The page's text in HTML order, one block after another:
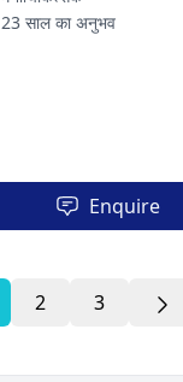
23 साल का अनुभव
Enquire
2 3